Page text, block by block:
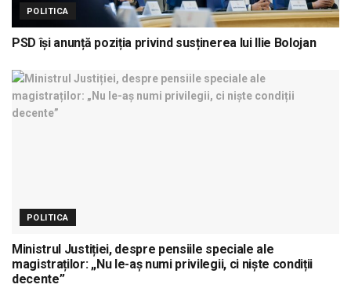
POLITICA
PSD își anunță poziția privind susținerea lui Ilie Bolojan
POLITICA
Ministrul Justiției, despre pensiile speciale ale
magistraților: „Nu le-aș numi privilegii, ci niște condiții
decente”